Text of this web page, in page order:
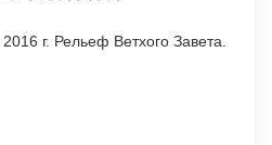
г. Рельеф Ветхого Завета.